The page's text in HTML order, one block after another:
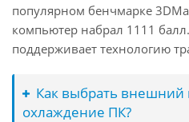
популярном бенчмарке
компьютер набрал 1111
поддерживает технологию
Как выбрать внешний
охлаждение ПК?